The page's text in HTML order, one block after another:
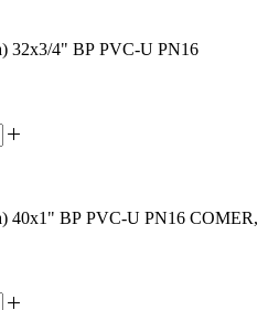
32x3/4" ВР PVC-U PN16
40x1" ВР PVC-U PN16 COMER,